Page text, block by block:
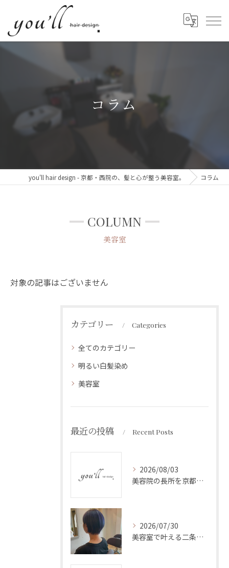
コラム
you'll hair design - 京都・西院の、髪と心が整う美容室。 コラム
COLUMN
美容室
対象の記事はございません
カテゴリー Categories
全てのカテゴリー
明るい白髪染め
美容室
最近の投稿 Recent Posts
2026/08/03
美容院の長所を京都府京都市中京区下丸屋町で見極めて自分らしいサロン選びを叶えるポイント
2026/07/30
美容室で叶える二条駅エリアの手入れが楽なショートヘアが長持ちするカットと失敗しないオーダー伝授